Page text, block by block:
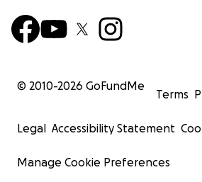
© 2010-2026 GoFundMe
Terms
Legal Accessibility Statement
Manage Cookie Preferences